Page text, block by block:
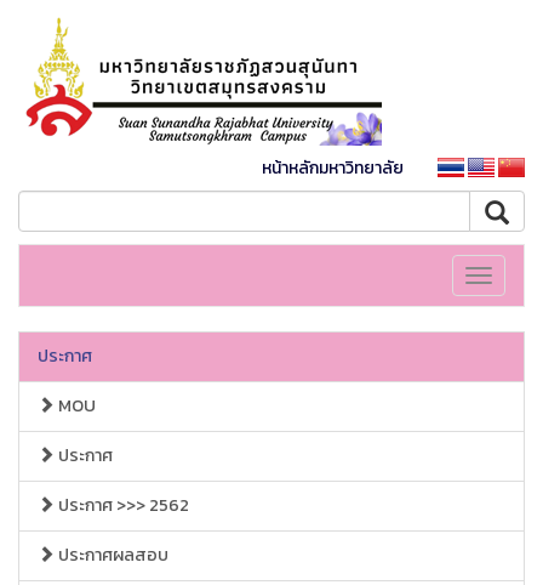
หน้าหลักมหาวิทยาลัย
Toggle
ประกาศ
MOU
ประกาศ
ประกาศ >>> 2562
ประกาศผลสอบ